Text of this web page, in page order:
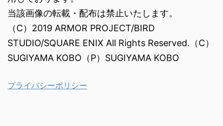
当該画像の転載・配布は禁止いたします。
（C）2019 ARMOR PROJECT/BIRD
STUDIO/SQUARE ENIX All Rights Reserved.（C）
SUGIYAMA KOBO（P）SUGIYAMA KOBO
プライバシーポリシー